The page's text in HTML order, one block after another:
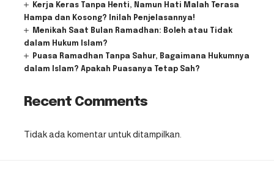
Kerja Keras Tanpa Henti, Namun Hati Malah Terasa
Hampa dan Kosong? Inilah Penjelasannya!
Menikah Saat Bulan Ramadhan: Boleh atau Tidak
dalam Hukum Islam?
Puasa Ramadhan Tanpa Sahur, Bagaimana Hukumnya
dalam Islam? Apakah Puasanya Tetap Sah?
Recent Comments
Tidak ada komentar untuk ditampilkan.